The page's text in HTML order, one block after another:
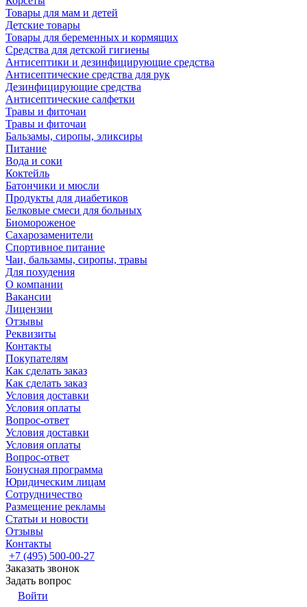
Товары для мам и детей
Детские товары
Товары для беременных и кормящих
Средства для детской гигиены
Антисептики и дезинфицирующие средства
Антисептические средства для рук
Дезинфицирующие средства
Антисептические салфетки
Травы и фиточаи
Травы и фиточаи
Бальзамы, сиропы, эликсиры
Питание
Вода и соки
Коктейль
Батончики и мюсли
Продукты для диабетиков
Белковые смеси для больных
Биомороженое
Сахарозаменители
Спортивное питание
Чаи, бальзамы, сиропы, травы
Для похудения
О компании
Вакансии
Лицензии
Отзывы
Реквизиты
Контакты
Покупателям
Как сделать заказ
Как сделать заказ
Условия доставки
Условия оплаты
Вопрос-ответ
Условия доставки
Условия оплаты
Вопрос-ответ
Бонусная программа
Юридическим лицам
Сотрудничество
Размещение рекламы
Статьи и новости
Отзывы
Контакты
+7 (495) 500-00-27
Заказать звонок
Задать вопрос
Войти